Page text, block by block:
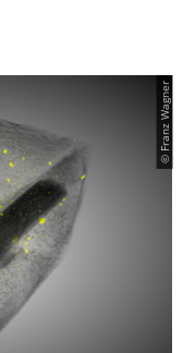
© Franz Wagner